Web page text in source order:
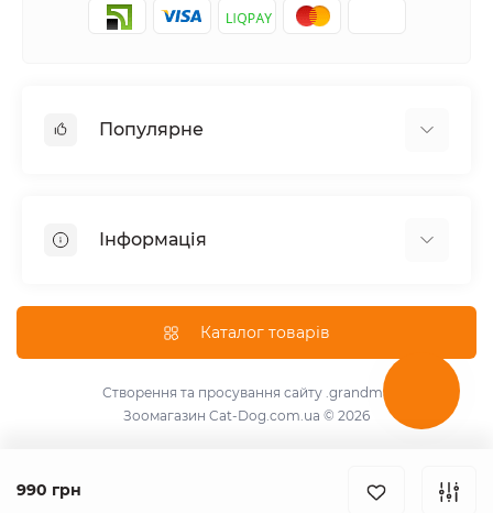
990 грн
Популярне
Вологий корм для котів
Сухий корм для собак
Сухий корм для котів
Паштет для собак
Інформація
Повернення та обмін товарів
Умови використання
Знижки для розплідників
Карта сайту
Каталог товарів
Створення та просування сайту .grandma
Зоомагазин Cat-Dog.com.ua © 2026